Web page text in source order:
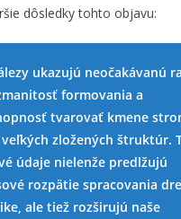
dôsledky tohto objavu:
ukazujú neočakávanú
formovania a
tvarovať kmene
veľkých zložených štruktúr.
údaje nielenže predlžujú
rozpätiespracovania
ale tiež rozširujú naše